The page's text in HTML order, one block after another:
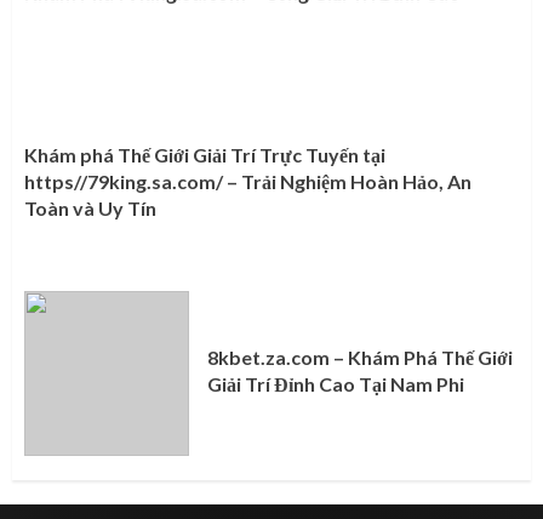
Khám phá Thế Giới Giải Trí Trực Tuyến tại
https//79king.sa.com/ – Trải Nghiệm Hoàn Hảo, An
Toàn và Uy Tín
8kbet.za.com – Khám Phá Thế Giới
Giải Trí Đỉnh Cao Tại Nam Phi